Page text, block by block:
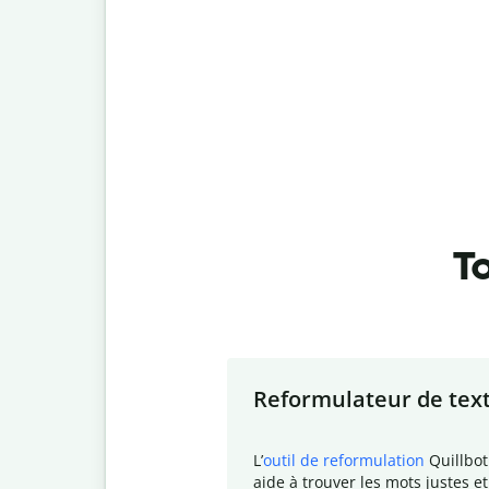
Reformulateur de
L ’outil de reformulation
aide à trouver les mots justes